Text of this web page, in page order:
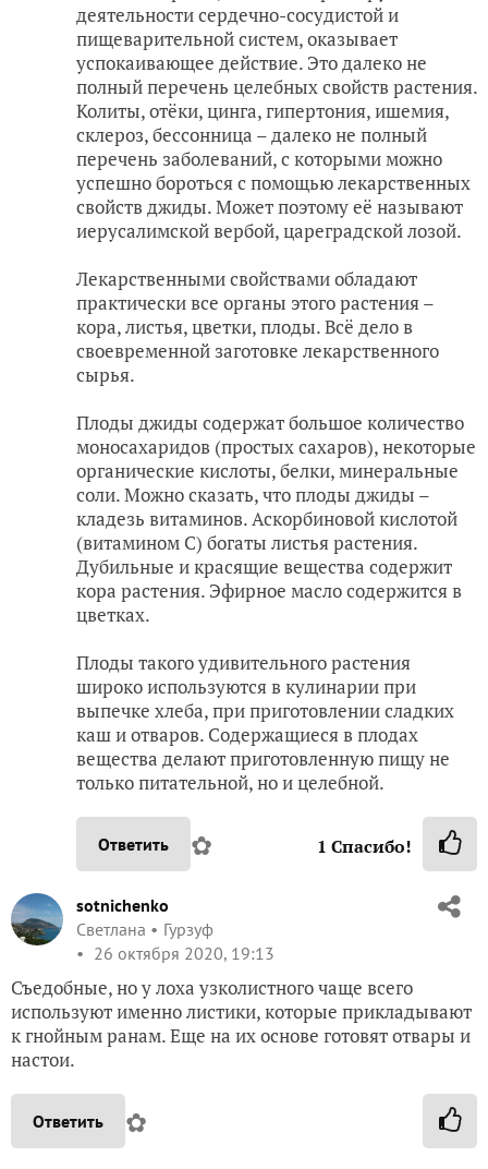
деятельности сердечно-сосудистой и
пищеварительной систем, оказывает
успокаивающее действие. Это далеко не
полный перечень целебных свойств растения.
Колиты, отёки, цинга, гипертония, ишемия,
склероз, бессонница – далеко не полный
перечень заболеваний, с которыми можно
успешно бороться с помощью лекарственных
свойств джиды. Может поэтому её называют
иерусалимской вербой, цареградской лозой.
Лекарственными свойствами обладают
практически все органы этого растения –
кора, листья, цветки, плоды. Всё дело в
своевременной заготовке лекарственного
сырья.
Плоды джиды содержат большое количество
моносахаридов (простых сахаров), некоторые
органические кислоты, белки, минеральные
соли. Можно сказать, что плоды джиды –
кладезь витаминов. Аскорбиновой кислотой
(витамином С) богаты листья растения.
Дубильные и красящие вещества содержит
кора растения. Эфирное масло содержится в
цветках.
Плоды такого удивительного растения
широко используются в кулинарии при
выпечке хлеба, при приготовлении сладких
каш и отваров. Содержащиеся в плодах
вещества делают приготовленную пищу не
только питательной, но и целебной.
Ответить ✿ 1 Спасибо!
sotnichenko
Светлана
Гурзуф
26 октября 2020, 19:13
Съедобные, но у лоха узколистного чаще всего
используют именно листики, которые прикладывают
к гнойным ранам. Еще на их основе готовят отвары и
настои.
Ответить ✿